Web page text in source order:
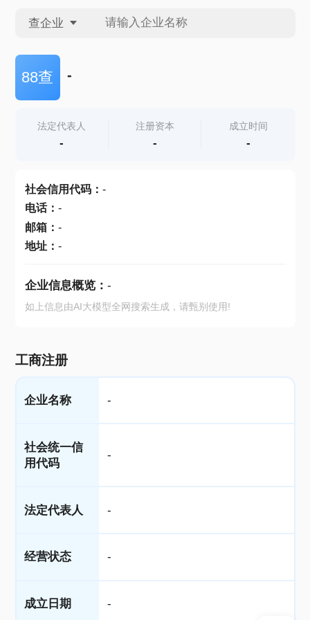
查企业
查企业
查产地
88查 -
法定代表人
-
注册资本
-
成立时间
-
社会信用代码： -
电话： -
邮箱： -
地址： -
企业信息概览： -
如上信息由AI大模型全网搜索生成，请甄别使用!
工商注册
企业名称 -
社会统一信
用代码
-
法定代表人 -
经营状态 -
成立日期 -